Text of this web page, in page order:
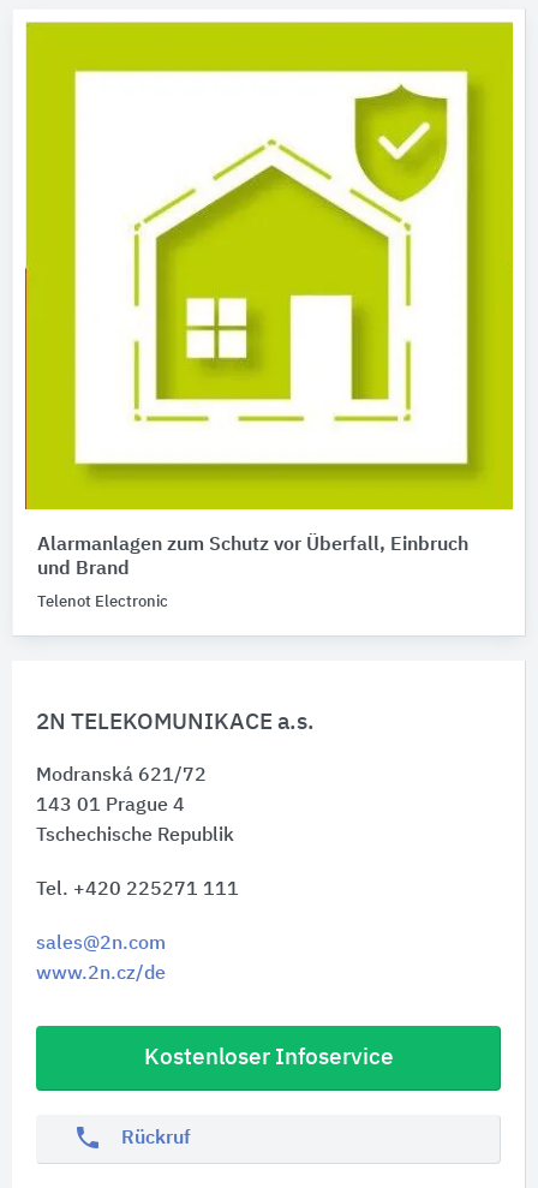
2N TELEKOMUNIKACE a.s.
Modranská 621/72
143 01 Prague 4
Tschechische Republik
Tel. +420 225271 111
sales@2n.com
www.2n.cz/de
Kostenloser Infoservice
phone Rückruf
Alarmanlagen zum Schutz vor Überfall, Einbruch
und Brand
Telenot Electronic